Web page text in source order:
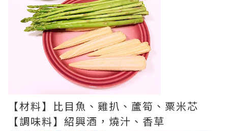
【材料】比目魚、雞扒、蘆筍、粟米芯
【調味料】紹興酒，燒汁、香草